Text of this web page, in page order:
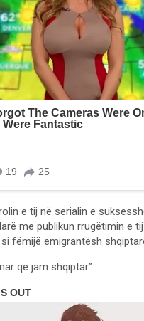
e tij në serialin e
me publikun rrugëtimin e
fëmijë emigrantësh
që jam shqiptar”